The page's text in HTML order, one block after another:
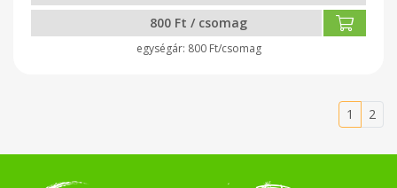
800 Ft / csomag
800 Ft/csomag
1 2